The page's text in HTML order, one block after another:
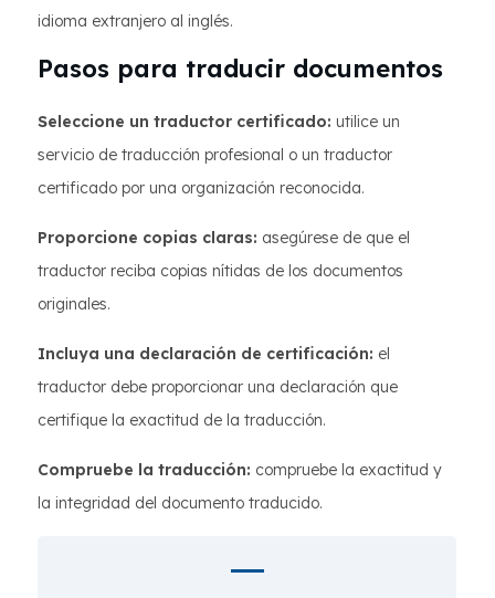
idioma extranjero al inglés.
Pasos para traducir documentos
Seleccione un traductor certificado: utilice un
servicio de traducción profesional o un traductor
certificado por una organización reconocida.
Proporcione copias claras: asegúrese de que el
traductor reciba copias nítidas de los documentos
originales.
Incluya una declaración de certificación: el
traductor debe proporcionar una declaración que
certifique la exactitud de la traducción.
Compruebe la traducción: compruebe la exactitud y
la integridad del documento traducido.